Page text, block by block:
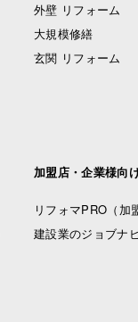
外壁 リフォーム
大規模修繕
玄関 リフォーム
加盟店・企業様向
リフォマPRO （
建設業のジョブナ